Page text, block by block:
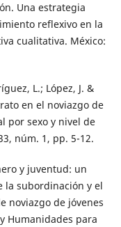
Una estrategia
reflexivo en la
cualitativa. México:
L.; López, J. &
en el noviazgo de
por sexo y nivel de
núm. 1, pp. 5-12.
y juventud: un
la subordinación y el
noviazgo de jóvenes
Humanidades para